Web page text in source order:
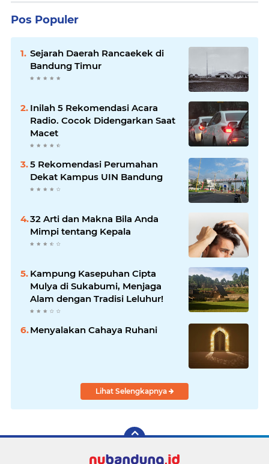
Pos Populer
Sejarah Daerah Rancaekek di
Bandung Timur
Inilah 5 Rekomendasi Acara
Radio. Cocok Didengarkan Saat
Macet
5 Rekomendasi Perumahan
Dekat Kampus UIN Bandung
32 Arti dan Makna Bila Anda
Mimpi tentang Kepala
Kampung Kasepuhan Cipta
Mulya di Sukabumi, Menjaga
Alam dengan Tradisi Leluhur!
Menyalakan Cahaya Ruhani
Lihat Selengkapnya